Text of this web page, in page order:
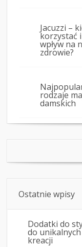
Jacuzzi –
korzystać
wpływ na
zdrowie?
rodzaje
damskich
Ostatnie wpisy
Dodatki do
do
kreacji